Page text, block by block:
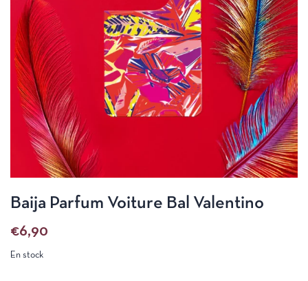
Baija Parfum Voiture Bal Valentino
€6,90
En stock